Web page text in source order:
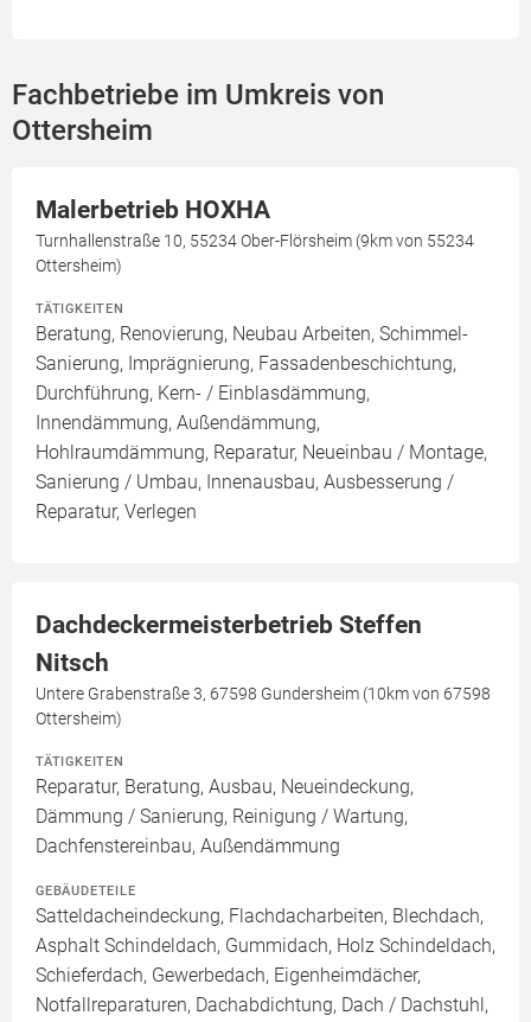
Fachbetriebe im Umkreis von
Ottersheim
Malerbetrieb HOXHA
Turnhallenstraße 10, 55234 Ober-Flörsheim (9km von 55234
Ottersheim)
TÄTIGKEITEN
Beratung, Renovierung, Neubau Arbeiten, Schimmel-
Sanierung, Imprägnierung, Fassadenbeschichtung,
Durchführung, Kern- / Einblasdämmung,
Innendämmung, Außendämmung,
Hohlraumdämmung, Reparatur, Neueinbau / Montage,
Sanierung / Umbau, Innenausbau, Ausbesserung /
Reparatur, Verlegen
Dachdeckermeisterbetrieb Steffen
Nitsch
Untere Grabenstraße 3, 67598 Gundersheim (10km von 67598
Ottersheim)
TÄTIGKEITEN
Reparatur, Beratung, Ausbau, Neueindeckung,
Dämmung / Sanierung, Reinigung / Wartung,
Dachfenstereinbau, Außendämmung
GEBÄUDETEILE
Satteldacheindeckung, Flachdacharbeiten, Blechdach,
Asphalt Schindeldach, Gummidach, Holz Schindeldach,
Schieferdach, Gewerbedach, Eigenheimdächer,
Notfallreparaturen, Dachabdichtung, Dach / Dachstuhl,